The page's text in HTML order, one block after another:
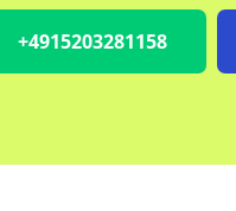
+4915203281158